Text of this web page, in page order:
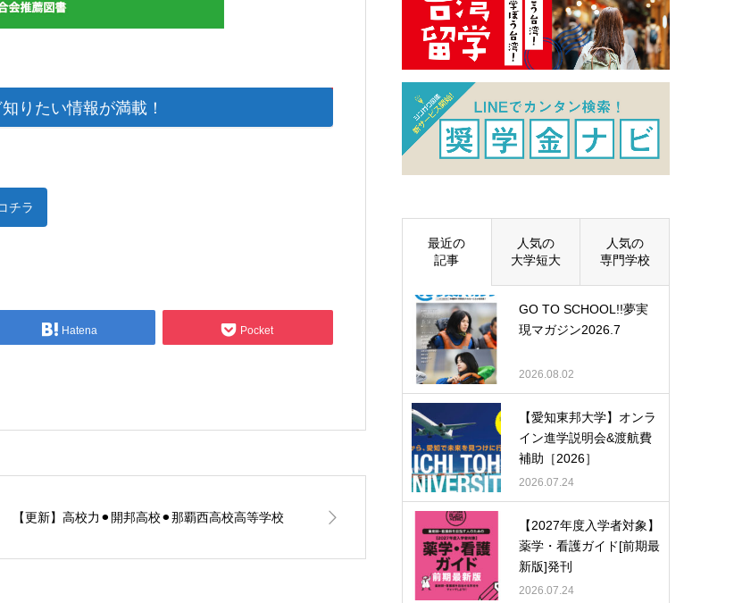
りたい情報が満載！
チラ
Hatena Pocket
【更新】高校力⚫︎開邦高校⚫︎那覇西高校高等学校
最近の
記事
人気の
大学短大
人気の
専門学校
GO TO SCHOOL!!夢実
現マガジン2026.7
2026.08.02
【愛知東邦大学】オンラ
イン進学説明会&渡航費
補助［2026］
2026.07.24
【2027年度入学者対象】
薬学・看護ガイド[前期最
新版]発刊
2026.07.24